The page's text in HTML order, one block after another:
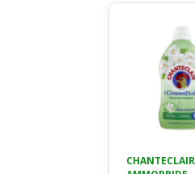
FORMULA